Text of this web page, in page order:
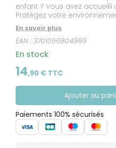
enfant ? Vous avez accueilli
Protégez votre
contamination indirecte !
l’on pense souvent, les
uniquement par contact
peuvent aussi survivre
objets et textiles du
infestation indirecte.
maison, mobilier... peuvent
relais de parasites. C’est
traiter également
leur prolifération et de
famille.
En savoir plus
EAN :3701056804969
En stock
14,90 € TTC
Ajouter au
Paiements 100% sécurisés